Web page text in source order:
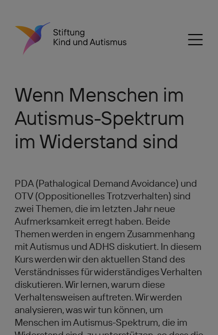
Wenn Menschen im
Autismus-Spektrum
im Widerstand sind
PDA (Pathalogical Demand Avoidance) und
OTV (Oppositionelles Trotzverhalten) sind
zwei Themen, die im letzten Jahr neue
Aufmerksamkeit erregt haben. Beide
Themen werden in engem Zusammenhang
mit Autismus und ADHS diskutiert. In diesem
Kurs werden wir den aktuellen Stand des
Verständnisses für widerständiges Verhalten
diskutieren. Wir lernen, warum diese
Verhaltensweisen auftreten. Wir werden
analysieren, was wir tun können, um
Menschen im Autismus-Spektrum, die im